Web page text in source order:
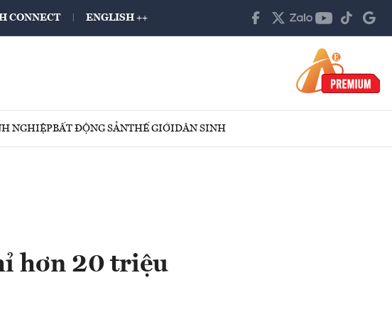
CONNECT ENGLISH ++
NGHIỆPBẤT ĐỘNG SẢNTHẾ GIỚIDÂN SINH
hơn 20 triệu